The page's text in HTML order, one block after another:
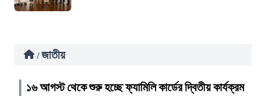
/ জাতীয়
১৬ আগস্ট থেকে শুরু হচ্ছে ফ্যামিলি কার্ডের দ্বিতীয় কার্যক্রম